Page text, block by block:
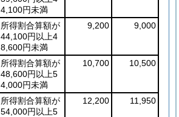
4,100円未満
所得割合算額が
44,100円以上4
8,600円未満
9,200 9,000
所得割合算額が
48,600円以上5
4,000円未満
10,700 10,500
所得割合算額が
54,000円以上5
12,200 11,950